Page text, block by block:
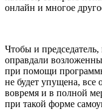
онлайн и многое
Чтобы и
оправдали
при помощи
не будет упущена, все
вовремя и в полной
при такой форме